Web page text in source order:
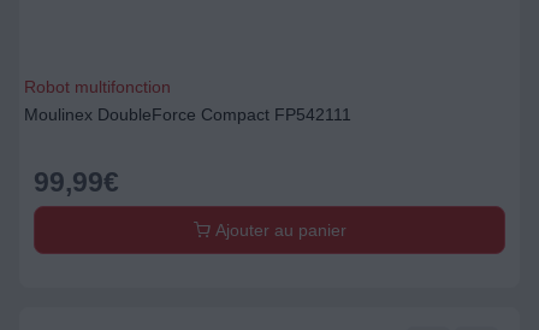
Robot multifonction
Moulinex DoubleForce Compact FP542111
99,99€
Ajouter au panier